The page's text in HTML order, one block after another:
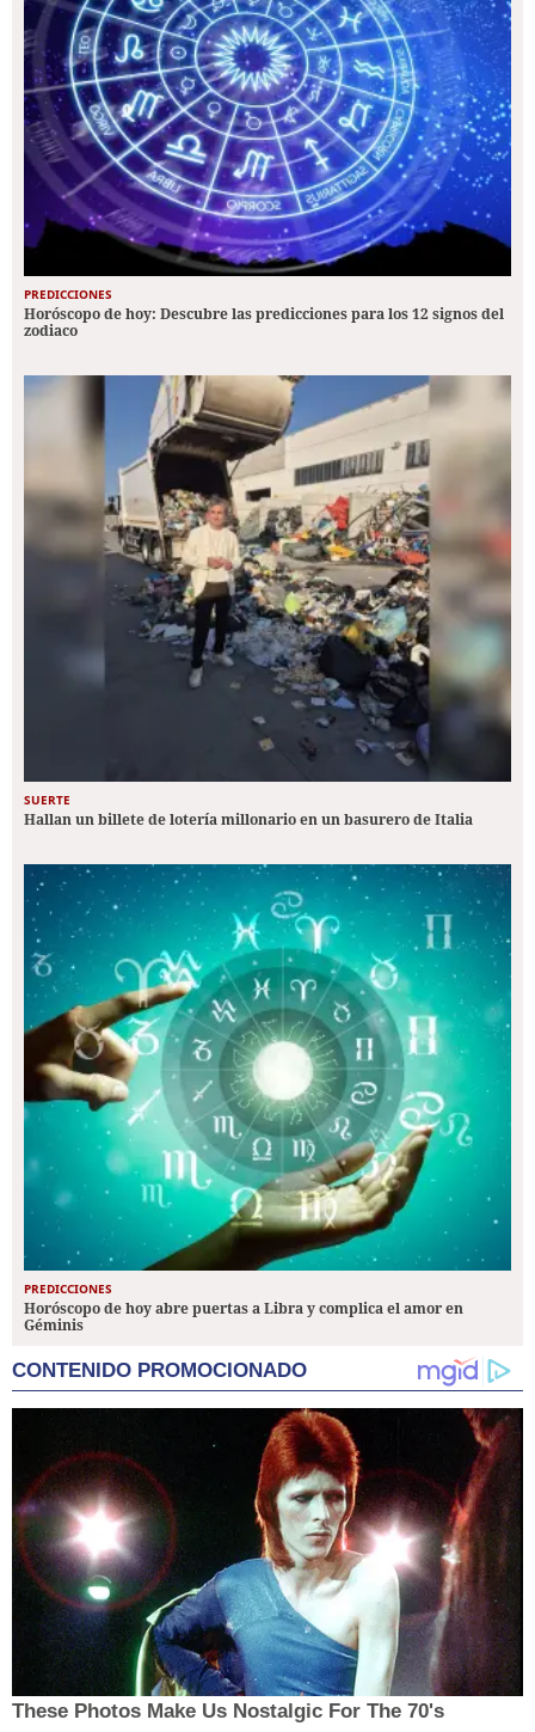
PREDICCIONES
Horóscopo de hoy: Descubre las predicciones para los 12 signos del
zodiaco
SUERTE
Hallan un billete de lotería millonario en un basurero de Italia
PREDICCIONES
Horóscopo de hoy abre puertas a Libra y complica el amor en
Géminis
CONTENIDO PROMOCIONADO
These Photos Make Us Nostalgic For The 70's